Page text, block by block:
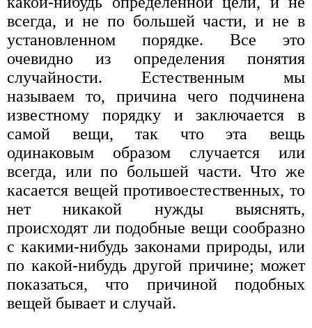
всегда, и не по большей части, и не в
установленном порядке. Все это
очевидно из определения понятия
случайности. Естественным мы
называем то, причина чего подчинена
известному порядку и заключается в
самой вещи, так что эта вещь
одинаковым образом случается или
всегда, или по большей части. Что же
касается вещей противоестественных, то
нет никакой нужды выяснять,
происходят ли подобные вещи сообразно
с какими-нибудь законами природы, или
по какой-нибудь другой причине; может
показаться, что причиной подобных
вещей бывает и случай.